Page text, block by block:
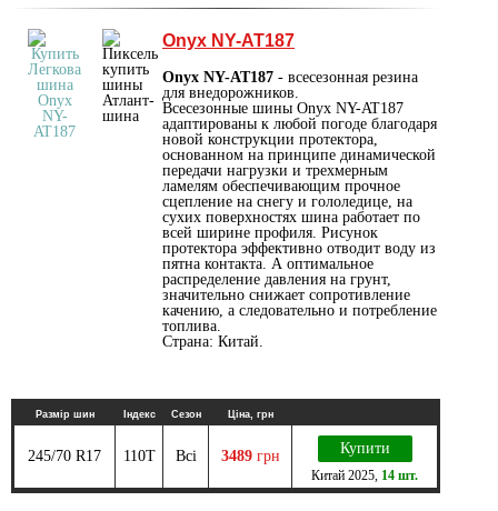
Onyx NY-AT187
Onyx NY-AT187 - всесезонная резина
для внедорожников.
Всесезонные шины Onyx NY-AT187
адаптированы к любой погоде благодаря
новой конструкции протектора,
основанном на принципе динамической
передачи нагрузки и трехмерным
ламелям обеспечивающим прочное
сцепление на снегу и гололедице, на
сухих поверхностях шина работает по
всей ширине профиля. Рисунок
протектора эффективно отводит воду из
пятна контакта. А оптимальное
распределение давления на грунт,
значительно снижает сопротивление
качению, а следовательно и потребление
топлива.
Страна: Китай.
Размір шин Індекс Сезон Ціна, грн
245/70 R17 110T Всі 3489 грн Купити
Китай 2025 14 шт.